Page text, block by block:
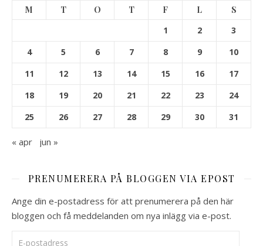
M T O T F L
S
1
2
3
4
5 6 7 8 9
10
11
12 13 14 15 16
17
18
19 20 21 22 23
24
25
26 27 28 29 30 31
« apr jun »
PRENUMERERA PÅ BLOGGEN VIA EPOST
Ange din e-postadress för att prenumerera på den här
bloggen och få meddelanden om nya inlägg via e-post.
E-postadress